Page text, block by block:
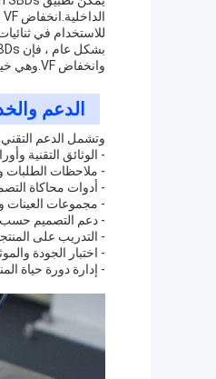
للاستخدام في
وانخفاض VF.وهي خيار مثالي للشركات التي تبحث عن حل فعال من حيث التكلفة وموثوق به لاحتياجاتها من إمدادات الطاقة.
الدعم
وتشمل الدعم
- الوثائق التقنية
- ملاحظات الطلبات
- أدوات محاكاة
- مجموعات العينات
- دعم التصميم
- التدريب على
- اختبار الجودة
- إدارة دورة حياة